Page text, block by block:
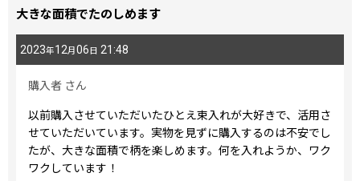
大きな面積でたのしめます
2023年12月 06 日 21:48
購入者 さん
以前購入させていただいたひとえ束入れが大好きで、活用さ
せていただいています。実物を見ずに購入するのは不安でし
たが、大きな面積で柄を楽しめます。何を入れようか、ワク
ワクしています！